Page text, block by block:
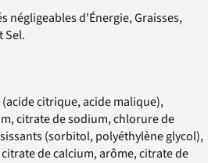
négligeables d'Énergie, Graisses,
Sel.
citrique, acide malique),
citrate de sodium, chlorure de
(sorbitol, polyéthylène glycol),
de calcium, arôme, citrate de